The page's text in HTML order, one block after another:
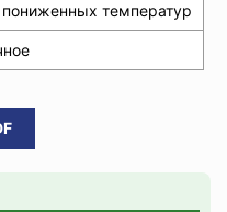
пониженных температур